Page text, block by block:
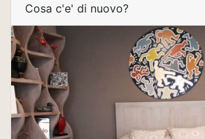
Cosa c'e' di nuovo?